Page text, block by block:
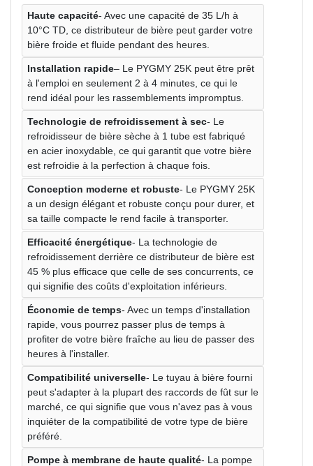
Haute capacité- Avec une capacité de 35 L/h à
10°C TD, ce distributeur de bière peut garder votre
bière froide et fluide pendant des heures.
Installation rapide– Le PYGMY 25K peut être prêt
à l'emploi en seulement 2 à 4 minutes, ce qui le
rend idéal pour les rassemblements impromptus.
Technologie de refroidissement à sec- Le
refroidisseur de bière sèche à 1 tube est fabriqué
en acier inoxydable, ce qui garantit que votre bière
est refroidie à la perfection à chaque fois.
Conception moderne et robuste- Le PYGMY 25K
a un design élégant et robuste conçu pour durer, et
sa taille compacte le rend facile à transporter.
Efficacité énergétique- La technologie de
refroidissement derrière ce distributeur de bière est
45 % plus efficace que celle de ses concurrents, ce
qui signifie des coûts d'exploitation inférieurs.
Économie de temps- Avec un temps d'installation
rapide, vous pourrez passer plus de temps à
profiter de votre bière fraîche au lieu de passer des
heures à l'installer.
Compatibilité universelle- Le tuyau à bière fourni
peut s'adapter à la plupart des raccords de fût sur le
marché, ce qui signifie que vous n'avez pas à vous
inquiéter de la compatibilité de votre type de bière
préféré.
Pompe à membrane de haute qualité- La pompe